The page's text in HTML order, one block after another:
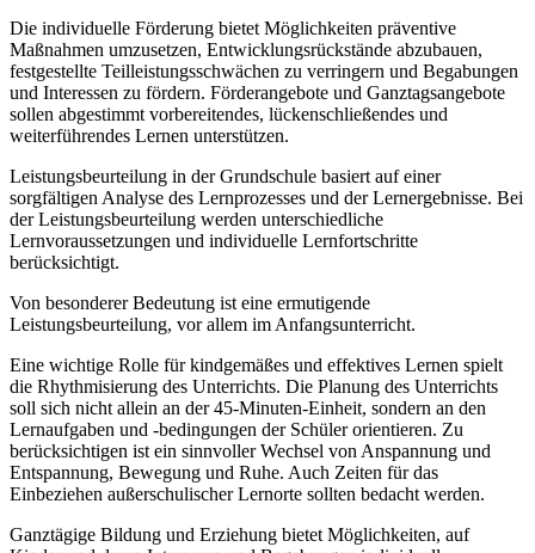
Die individuelle Förderung bietet Möglichkeiten präventive
Maßnahmen umzusetzen, Entwicklungsrückstände abzubauen,
festgestellte Teilleistungsschwächen zu verringern und Begabungen
und Interessen zu fördern. Förderangebote und Ganztagsangebote
sollen abgestimmt vorbereitendes, lückenschließendes und
weiterführendes Lernen unterstützen.
Leistungsbeurteilung in der Grundschule basiert auf einer
sorgfältigen Analyse des Lernprozesses und der Lernergebnisse. Bei
der Leistungsbeurteilung werden unterschiedliche
Lernvoraussetzungen und individuelle Lernfortschritte
berücksichtigt.
Von besonderer Bedeutung ist eine ermutigende
Leistungsbeurteilung, vor allem im Anfangsunterricht.
Eine wichtige Rolle für kindgemäßes und effektives Lernen spielt
die Rhythmisierung des Unterrichts. Die Planung des Unterrichts
soll sich nicht allein an der 45-Minuten-Einheit, sondern an den
Lernaufgaben und -bedingungen der Schüler orientieren. Zu
berücksichtigen ist ein sinnvoller Wechsel von Anspannung und
Entspannung, Bewegung und Ruhe. Auch Zeiten für das
Einbeziehen außerschulischer Lernorte sollten bedacht werden.
Ganztägige Bildung und Erziehung bietet Möglichkeiten, auf